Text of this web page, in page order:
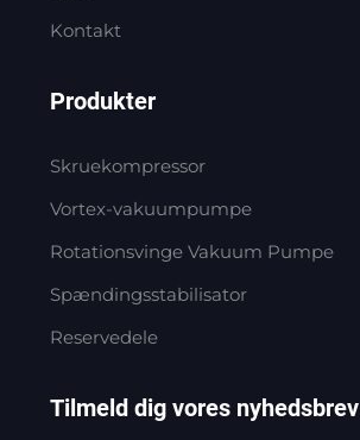
Kontakt
Produkter
Skruekompressor
Vortex-vakuumpumpe
Rotationsvinge Vakuum Pumpe
Spændingsstabilisator
Reservedele
Tilmeld dig vores nyhedsbrev